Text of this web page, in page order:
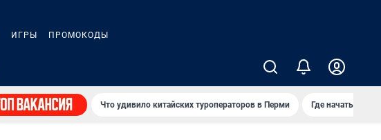
ИГРЫ ПРОМОКОДЫ
Что удивило китайских туроператоров в Перми Где начать